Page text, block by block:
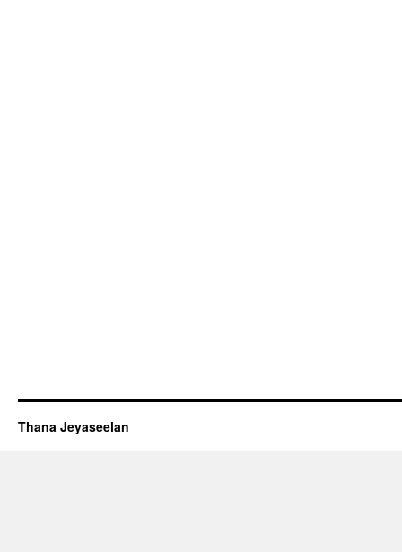
Thana Jeyaseelan